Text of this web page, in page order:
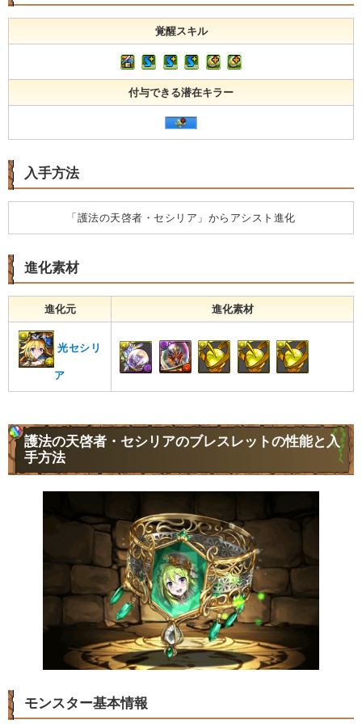
覚醒スキル
付与できる潜在キラー
入手方法
「護法の天啓者・セシリア」からアシスト進化
進化素材
進化元 進化素材
光セシリ
ア
護法の天啓者・セシリアのブレスレットの性能と入
手方法
モンスター基本情報